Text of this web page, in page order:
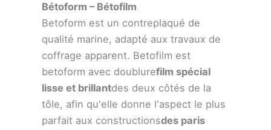
Bétoform – Bétofilm
Betoform est un contreplaqué de
qualité marine, adapté aux travaux de
coffrage apparent. Betofilm est
betoform avec doublurefilm spécial
lisse et brillantdes deux côtés de la
tôle, afin qu'elle donne l'aspect le plus
parfait aux constructionsdes paris